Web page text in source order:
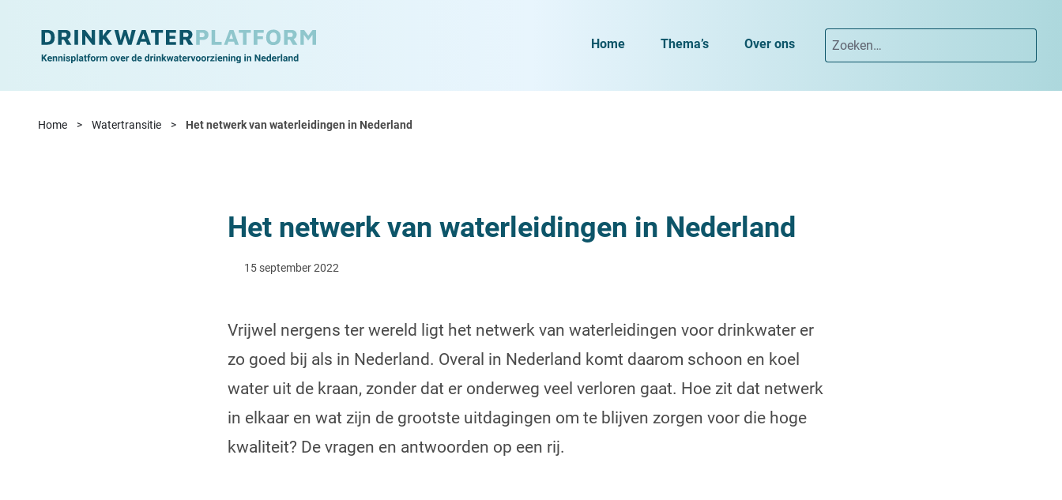
Home Thema’s Over ons
Home Watertransitie Het netwerk van waterleidingen in Nederland
Het netwerk van waterleidingen in Nederland
15 september 2022
Vrijwel nergens ter wereld ligt het netwerk van waterleidingen voor drinkwater er
zo goed bij als in Nederland. Overal in Nederland komt daarom schoon en koel
water uit de kraan, zonder dat er onderweg veel verloren gaat. Hoe zit dat netwerk
in elkaar en wat zijn de grootste uitdagingen om te blijven zorgen voor die hoge
kwaliteit? De vragen en antwoorden op een rij.